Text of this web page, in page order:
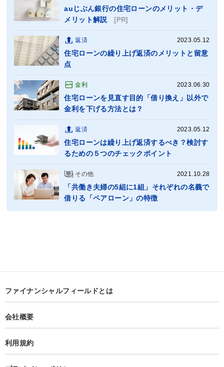
auじぶん銀行の住宅ローンのメリット・デ
メリット解説[PR]
返済 2023.05.12
住宅ローンの繰り上げ返済のメリットと留意
点
金利 2023.06.30
住宅ローンを見直す目的「借り換え」以外で
金利を下げる方法とは？
返済 2023.05.12
住宅ローンは繰り上げ返済するべき？検討す
るための５つのチェックポイント
その他 2021.10.28
「共働き夫婦の5組に1組」それぞれの名義で
借りる「ペアローン」の特徴
ファイナンシャルフィールドとは
会社概要
利用規約